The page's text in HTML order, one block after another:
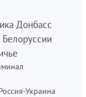
Донбасс
Украина